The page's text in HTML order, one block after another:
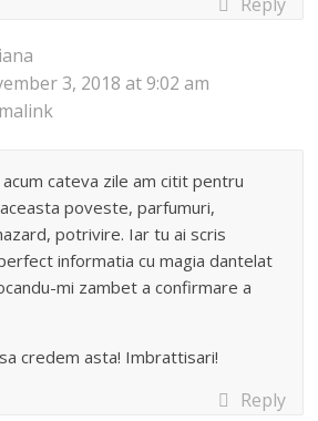
3, 2018 at 9:02 am
acum cateva zile am citit pentru
poveste, parfumuri,
potrivire. Iar tu ai scris
informatia cu magia dantelat
mi zambet a confirmare a
credem asta! Imbrattisari!
Reply